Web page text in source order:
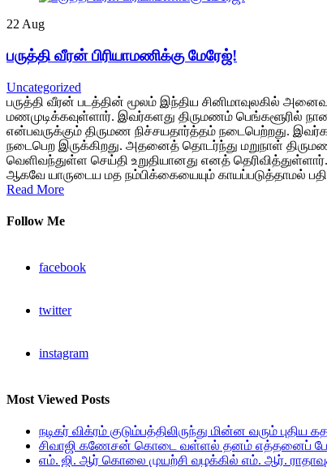
22Aug
பருத்தி வீரன் பிரியாமணிக்கு மேரேஜ்!
Uncategorized
பருத்தி வீரன் படத்தின் மூலம் இந்திய சினிமாவுலகில்
மணமுடிக்கவுள்ளார். இவர்களது திருமணம் பெங்களூரில்
என்பவருக்கும் திருமண நிச்சயதார்த்தம் நடைபெற்றது.
நடைபெற இருக்கிறது. அதனைத் தொடர்ந்து மறுநாள் திருமண
வெளிவந்துள்ள செய்தி உறுதியானது எனத்
ஆகவே யாருடைய மத நம்பிக்கையையும் காயப்படுத்தாமல்
Read More
Follow Me
facebook
twitter
instagram
Most Viewed Posts
நடிகர் விக்ரம் குடும்பத்திலிருந்து மின்ன வரும் புதிய
சிவாஜி கணேசன் கொடை வள்ளல் தனம் எத்தனைப்
எம். ஜி. ஆர் கொலை முயற்சி வழக்கில் எம். ஆர்.